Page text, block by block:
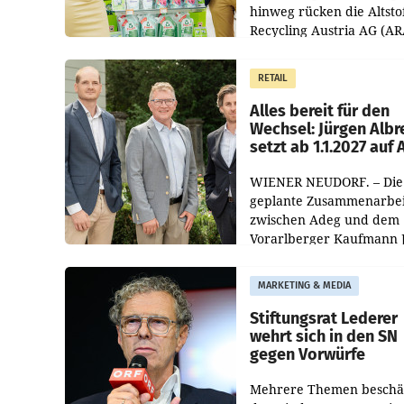
hinweg rücken die
Recycling Austria AG
Müller die Initiative
Helden“ in allen
österreichischen Müller-
RETAIL
Alles bereit für den
Wechsel: Jürgen
setzt ab 1.1.2027 auf
WIENER NEUDORF. – Die
geplante
zwischen Adeg und dem
Vorarlberger Kaufmann
freigegeben: Die
und der
MARKETING & MEDIA
Stiftungsrat Lederer
wehrt sich in den SN
gegen Vorwürfe
Mehrere Themen